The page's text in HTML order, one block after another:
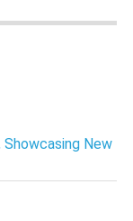
Showcasing New